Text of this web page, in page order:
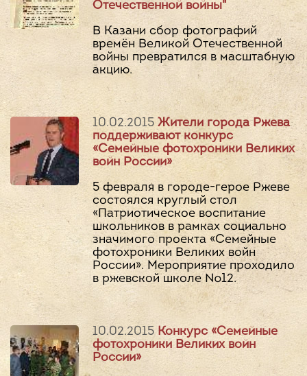
Отечественной войны"
В Казани сбор фотографий
времён Великой Отечественной
войны превратился в масштабную
акцию.
10.02.2015 Жители города Ржева
поддерживают конкурс
«Семейные фотохроники Великих
войн России»
5 февраля в городе-герое Ржеве
состоялся круглый стол
«Патриотическое воспитание
школьников в рамках социально
значимого проекта «Семейные
фотохроники Великих войн
России». Мероприятие проходило
в ржевской школе №12.
10.02.2015 Конкурс «Семейные
фотохроники Великих войн
России»